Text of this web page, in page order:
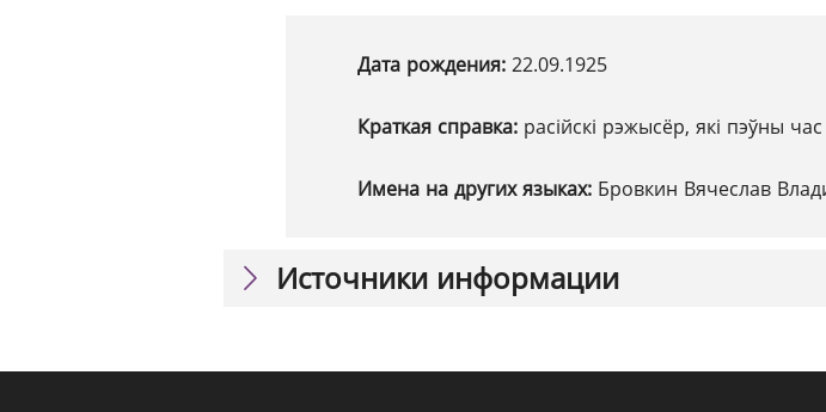
Дата рождения: 22.09.1925
Краткая справка: расійскі рэжысёр, які пэўны
Имена на других языках: Бровкин Вячеслав
Источники информации